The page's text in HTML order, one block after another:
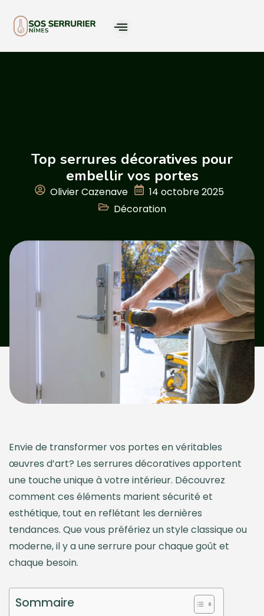
Top serrures décoratives pour
embellir vos portes
Olivier Cazenave
14 octobre 2025
Décoration
Envie de transformer vos portes en véritables
œuvres d’art? Les serrures décoratives apportent
une touche unique à votre intérieur. Découvrez
comment ces éléments marient sécurité et
esthétique, tout en reflétant les dernières
tendances. Que vous préfériez un style classique ou
moderne, il y a une serrure pour chaque goût et
chaque besoin.
Sommaire